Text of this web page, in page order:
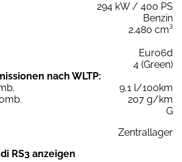
294 kW / 400 PS
Benzin
2.480 cm³
Euro6d
4 (Green)
nach WLTP:
9,1 l/100km
207 g/km
G
Zentrallager
RS3 anzeigen